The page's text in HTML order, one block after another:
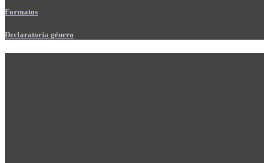
Formatos
Declaratoria género